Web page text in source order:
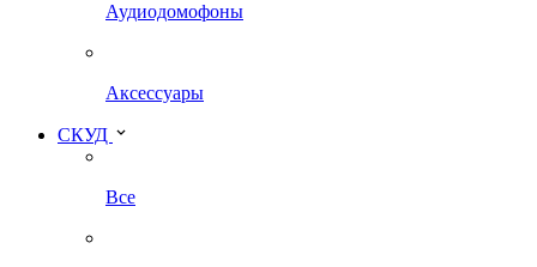
Аудиодомофоны
Аксессуары
СКУД
Все